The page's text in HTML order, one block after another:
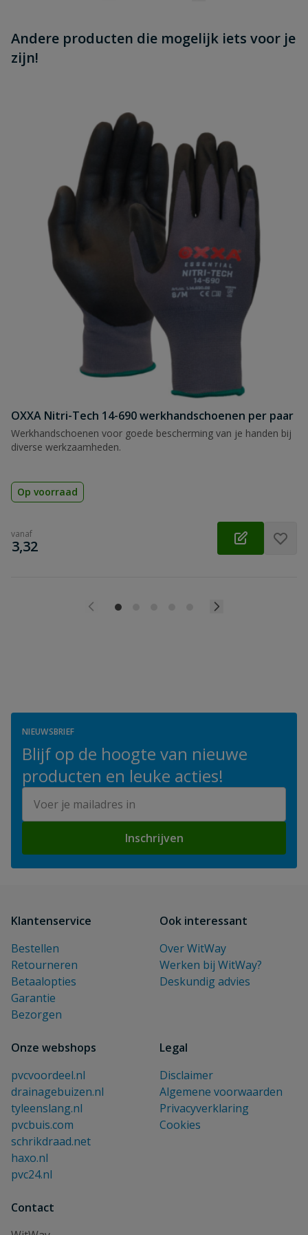
Andere producten die mogelijk iets voor je
zijn!
OXXA Nitri-Tech 14-690 werkhandschoenen per paar
Werkhandschoenen voor goede bescherming van je handen bij
diverse werkzaamheden.
Op voorraad
vanaf
€
3,32
NIEUWSBRIEF
Blijf op de hoogte van nieuwe
producten en leuke acties!
Inschrijven
Klantenservice
Bestellen
Retourneren
Betaalopties
Garantie
Bezorgen
Ook interessant
Over WitWay
Werken bij WitWay?
Deskundig advies
Onze webshops
pvcvoordeel.nl
drainagebuizen.nl
tyleenslang.nl
pvcbuis.com
schrikdraad.net
haxo.nl
pvc24.nl
Legal
Disclaimer
Algemene voorwaarden
Privacyverklaring
Cookies
Contact